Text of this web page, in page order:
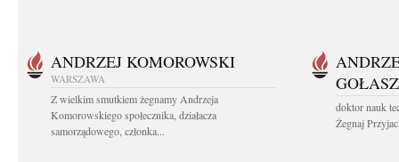
ANDRZEJ KOMOROWSKI
WARSZAWA
Z wielkim smutkiem żegnamy Andrzeja
Komorowskiego społecznika, działacza
samorządowego, członka...
doktor nauk
Żegnaj